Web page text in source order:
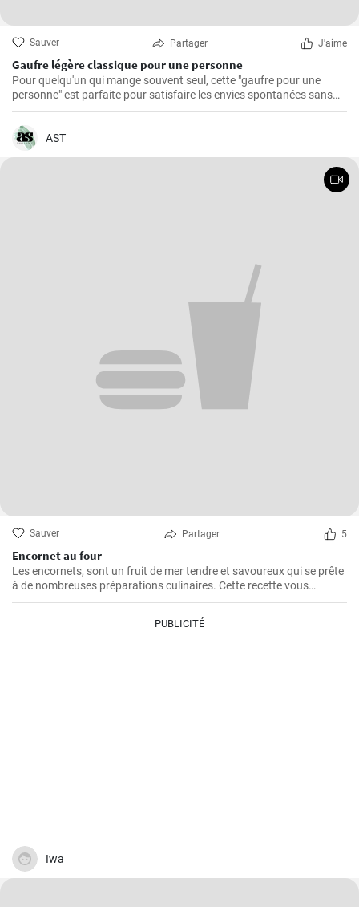
Sauver Partager J'aime
Gaufre légère classique pour une personne
Pour quelqu'un qui mange souvent seul, cette "gaufre pour une
personne" est parfaite pour satisfaire les envies spontanées sans
avoir à se soucier des restes.
AST
Sauver Partager 5
Encornet au four
Les encornets, sont un fruit de mer tendre et savoureux qui se prête
à de nombreuses préparations culinaires. Cette recette vous
guidera à travers les étapes pour préparer des encornets farcis avec
PUBLICITÉ
Iwa